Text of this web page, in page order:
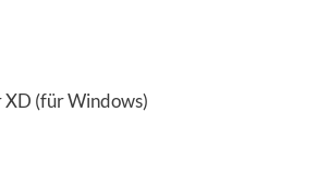
(für Windows)